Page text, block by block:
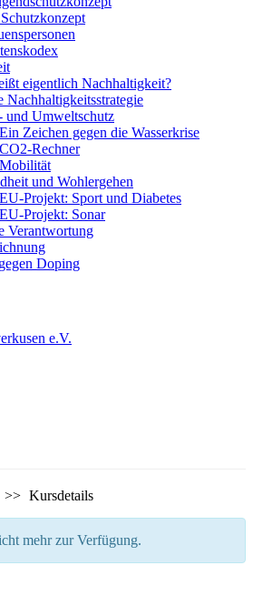
eigentlich Nachhaltigkeit?
Nachhaltigkeitsstrategie
und Umweltschutz
Ein Zeichen gegen die Wasserkrise
CO2-Rechner
Mobilität
und Wohlergehen
EU-Projekt: Sport und Diabetes
EU-Projekt: Sonar
Verantwortung
Doping
e.V.
>> Kursdetails
mehr zur Verfügung.